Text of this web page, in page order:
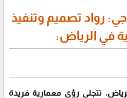
رواد تصميم وتنفيذ
في الرياض:
تتجلى رؤى معمارية فريدة